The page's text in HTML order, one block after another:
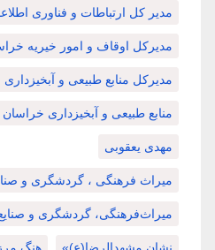
مدیر کل ارتباطات و فناوری
مدیرکل اوقاف و امور خیریه
مدیرکل منابع طبیعی و
منابع طبیعی و آبخیزداری
مهدی یعقوبی
میراث فرهنگی ، گردشگری و
میراث‌فرهنگی، گردشگری و